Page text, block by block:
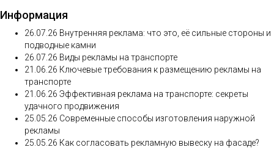
Информация
26.07.26 Внутренняя реклама: что это, её сильные стороны и
подводные камни
26.07.26 Виды рекламы на транспорте
21.06.26 Ключевые требования к размещению рекламы на
транспорте
21.06.26 Эффективная реклама на транспорте: секреты
удачного продвижения
25.05.26 Современные способы изготовления наружной
рекламы
25.05.26 Как согласовать рекламную вывеску на фасаде?